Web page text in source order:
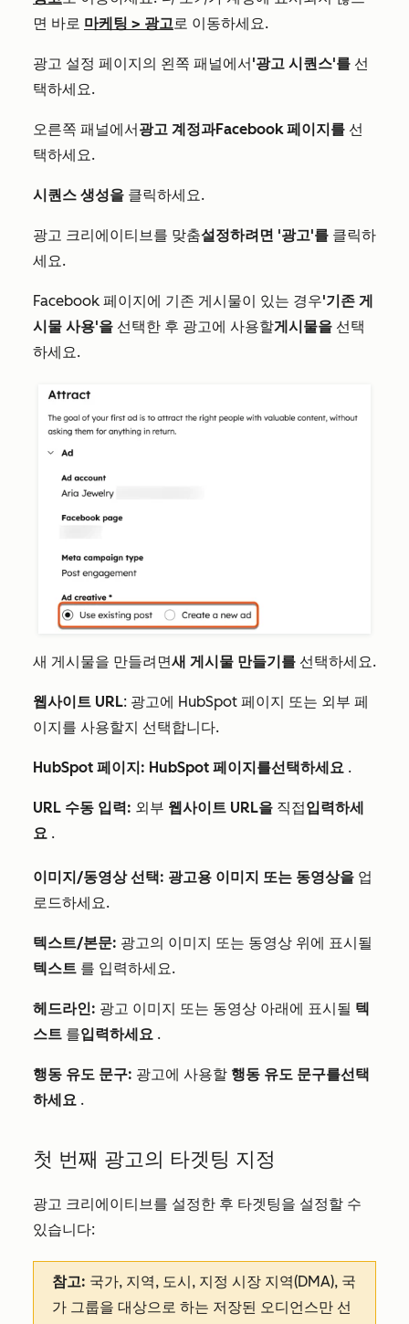
면 바로 마케팅 > 광고로 이동하세요.
광고 설정 페이지의 왼쪽 패널에서'광고 시퀀스'를 선
택하세요.
오른쪽 패널에서광고 계정과Facebook 페이지를 선
택하세요.
시퀀스 생성을 클릭하세요.
광고 크리에이티브를 맞춤설정하려면 '광고'를 클릭하
세요.
Facebook 페이지에 기존 게시물이 있는 경우'기존 게
시물 사용'을 선택한 후 광고에 사용할게시물을 선택
하세요.
새 게시물을 만들려면새 게시물 만들기를 선택하세요.
웹사이트 URL: 광고에 HubSpot 페이지 또는 외부 페
이지를 사용할지 선택합니다.
HubSpot 페이지: HubSpot 페이지를선택하세요 .
URL 수동 입력: 외부 웹사이트 URL을 직접입력하세
요 .
이미지/동영상 선택: 광고용 이미지 또는 동영상을 업
로드하세요.
텍스트/본문: 광고의 이미지 또는 동영상 위에 표시될
텍스트 를 입력하세요.
헤드라인: 광고 이미지 또는 동영상 아래에 표시될 텍
스트 를입력하세요 .
행동 유도 문구: 광고에 사용할 행동 유도 문구를선택
하세요 .
첫 번째 광고의 타겟팅 지정
광고 크리에이티브를 설정한 후 타겟팅을 설정할 수
있습니다:
참고: 국가, 지역, 도시, 지정 시장 지역(DMA), 국
가 그룹을 대상으로 하는 저장된 오디언스만 선